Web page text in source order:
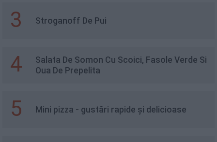
3 Stroganoff De Pui
4
Salata De Somon Cu Scoici, Fasole Verde Si
Oua De Prepelita
5 Mini pizza - gustări rapide și delicioase